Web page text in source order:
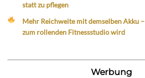
statt zu pflegen
Mehr Reichweite mit demselben Akku
zum rollenden Fitnessstudio wird
Werbung